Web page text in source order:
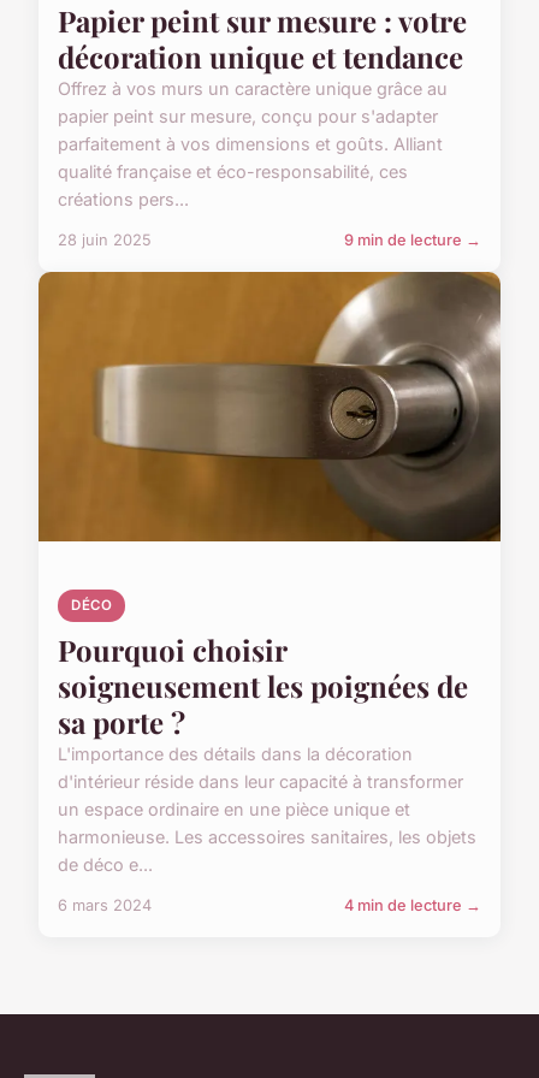
Papier peint sur mesure : votre
décoration unique et tendance
Offrez à vos murs un caractère unique grâce au
papier peint sur mesure, conçu pour s'adapter
parfaitement à vos dimensions et goûts. Alliant
qualité française et éco-responsabilité, ces
créations pers...
28 juin 2025 9 min de lecture →
DÉCO
Pourquoi choisir
soigneusement les poignées de
sa porte ?
L'importance des détails dans la décoration
d'intérieur réside dans leur capacité à transformer
un espace ordinaire en une pièce unique et
harmonieuse. Les accessoires sanitaires, les objets
de déco e...
6 mars 2024 4 min de lecture →